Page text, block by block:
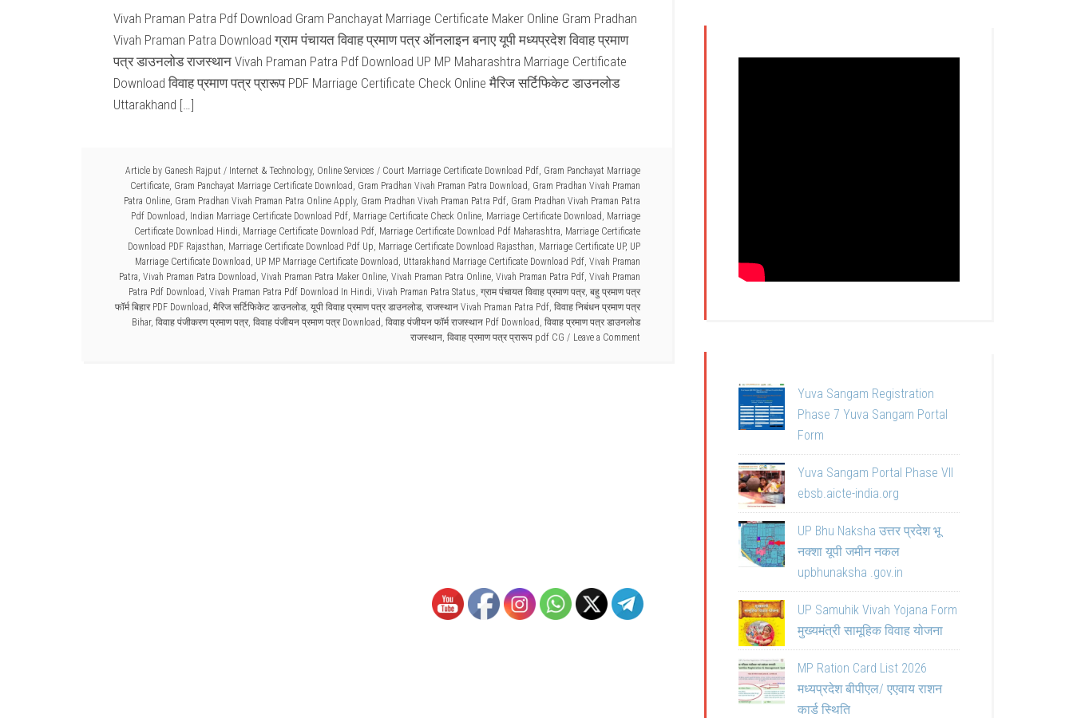
Vivah Praman Patra Pdf Download Gram Panchayat Marriage Certificate Maker Online Gram Pradhan
Vivah Praman Patra Download ग्राम पंचायत विवाह प्रमाण पत्र ऑनलाइन बनाए यूपी मध्यप्रदेश विवाह प्रमाण
पत्र डाउनलोड राजस्थान Vivah Praman Patra Pdf Download UP MP Maharashtra Marriage Certificate
Download विवाह प्रमाण पत्र प्रारूप PDF Marriage Certificate Check Online मैरिज सर्टिफिकेट डाउनलोड
Uttarakhand […]
Article by Ganesh Rajput / Internet & Technology, Online Services / Court Marriage Certificate Download Pdf, Gram Panchayat Marriage
Certificate, Gram Panchayat Marriage Certificate Download, Gram Pradhan Vivah Praman Patra Download, Gram Pradhan Vivah Praman
Patra Online, Gram Pradhan Vivah Praman Patra Online Apply, Gram Pradhan Vivah Praman Patra Pdf, Gram Pradhan Vivah Praman Patra
Pdf Download, Indian Marriage Certificate Download Pdf, Marriage Certificate Check Online, Marriage Certificate Download, Marriage
Certificate Download Hindi, Marriage Certificate Download Pdf, Marriage Certificate Download Pdf Maharashtra, Marriage Certificate
Download PDF Rajasthan, Marriage Certificate Download Pdf Up, Marriage Certificate Download Rajasthan, Marriage Certificate UP, UP
Marriage Certificate Download, UP MP Marriage Certificate Download, Uttarakhand Marriage Certificate Download Pdf, Vivah Praman
Patra, Vivah Praman Patra Download, Vivah Praman Patra Maker Online, Vivah Praman Patra Online, Vivah Praman Patra Pdf, Vivah Praman
Patra Pdf Download, Vivah Praman Patra Pdf Download In Hindi, Vivah Praman Patra Status, ग्राम पंचायत विवाह प्रमाण पत्र, बहु प्रमाण पत्र
फॉर्म बिहार PDF Download, मैरिज सर्टिफिकेट डाउनलोड, यूपी विवाह प्रमाण पत्र डाउनलोड, राजस्थान Vivah Praman Patra Pdf, विवाह निबंधन प्रमाण पत्र
Bihar, विवाह पंजीकरण प्रमाण पत्र, विवाह पंजीयन प्रमाण पत्र Download, विवाह पंजीयन फॉर्म राजस्थान Pdf Download, विवाह प्रमाण पत्र डाउनलोड
राजस्थान, विवाह प्रमाण पत्र प्रारूप pdf CG Leave a Comment
Yuva Sangam Registration
Phase 7 Yuva Sangam Portal
Form
Yuva Sangam Portal Phase VII
ebsb.aicte-india.org
UP Bhu Naksha उत्तर प्रदेश भू
नक्शा यूपी जमीन नकल
upbhunaksha .gov.in
UP Samuhik Vivah Yojana Form
मुख्यमंत्री सामूहिक विवाह योजना
MP Ration Card List 2026
मध्यप्रदेश बीपीएल/ एएवाय राशन
कार्ड स्थिति